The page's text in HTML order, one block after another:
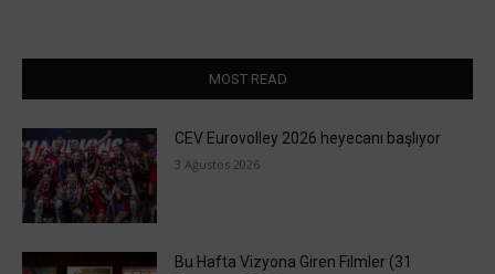
MOST READ
CEV Eurovolley 2026 heyecanı başlıyor
3 Ağustos 2026
Bu Hafta Vizyona Giren Filmler (31